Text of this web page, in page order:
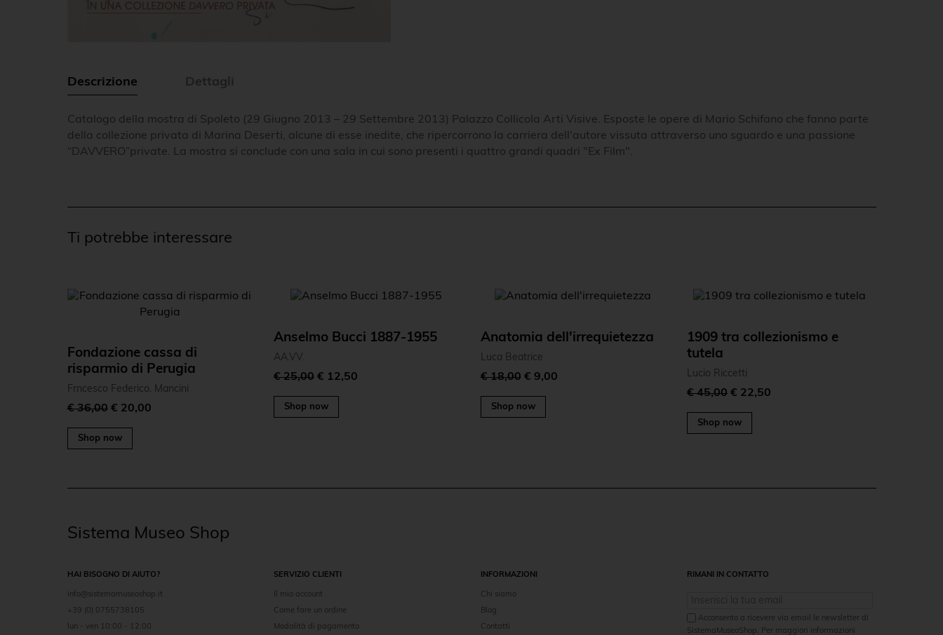
Descrizione Dettagli
Catalogo della mostra di Spoleto (29 Giugno 2013 – 29 Settembre 2013) Palazzo Collicola Arti Visive. Esposte le opere di Mario Schifano che fanno parte
della collezione privata di Marina Deserti, alcune di esse inedite, che ripercorrono la carriera dell'autore vissuta attraverso uno sguardo e una passione
“DAVVERO”private. La mostra si conclude con una sala in cui sono presenti i quattro grandi quadri "Ex Film".
Ti potrebbe interessare
Fondazione cassa di
risparmio di Perugia
Frncesco Federico. Mancini
€ 36,00€ 20,00
Shop now
Anselmo Bucci 1887-1955
AA.VV.
€ 25,00 € 12,50
Shop now
Anatomia dell'irrequietezza
Luca Beatrice
€ 18,00€ 9,00
Shop now
1909 tra collezionismo e
tutela
Lucio Riccetti
€ 45,00 € 22,50
Shop now
Sistema Museo Shop
HAI BISOGNO DI AIUTO?
info@sistemamuseoshop.it
+39 (0) 0755738105
lun - ven 10:00 - 12:00
SERVIZIO CLIENTI
Il mio account
Come fare un ordine
Modalità di pagamento
INFORMAZIONI
Chi siamo
Blog
Contatti
RIMANI IN CONTATTO
Acconsento a ricevere via email le newsletter di
SistemaMuseoShop. Per maggiori informazioni